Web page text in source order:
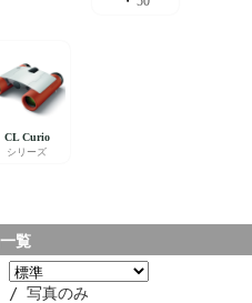
覧
/ 写真のみ